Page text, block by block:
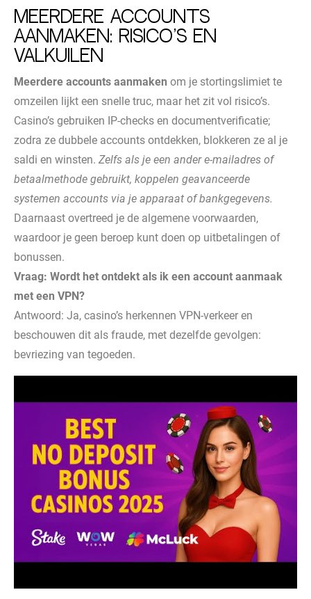
Meerdere accounts
aanmaken: risico’s en
valkuilen
Meerdere accounts aanmaken om je stortingslimiet te
omzeilen lijkt een snelle truc, maar het zit vol risico’s.
Casino’s gebruiken IP-checks en documentverificatie;
zodra ze dubbele accounts ontdekken, blokkeren ze al je
saldi en winsten. Zelfs als je een ander e-mailadres of
betaalmethode gebruikt, koppelen geavanceerde
systemen accounts via je apparaat of bankgegevens.
Daarnaast overtreed je de algemene voorwaarden,
waardoor je geen beroep kunt doen op uitbetalingen of
bonussen.
Vraag: Wordt het ontdekt als ik een account aanmaak
met een VPN?
Antwoord: Ja, casino’s herkennen VPN-verkeer en
beschouwen dit als fraude, met dezelfde gevolgen:
bevriezing van tegoeden.